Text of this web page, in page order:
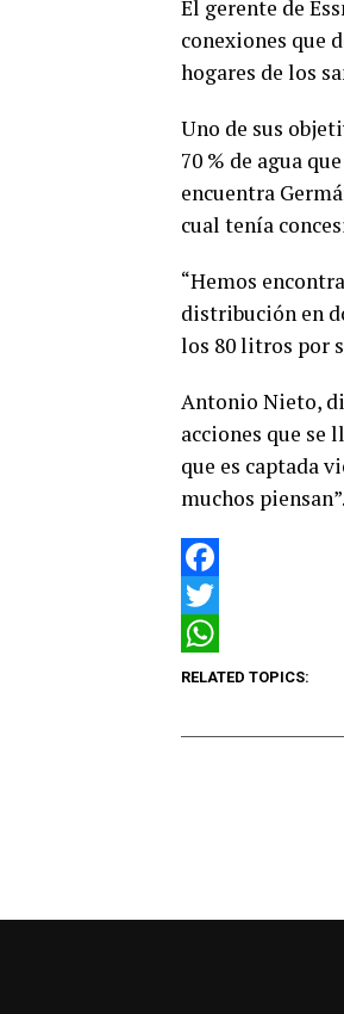
WhatsApp
El gerente de
conexiones que
hogares de los
Uno de sus
70 % de agua
encuentra
cual tenía
“Hemos
distribución en
los 80 litros por
Antonio Nieto,
acciones que se
que es captada
muchos piensan”.
Facebook
Twitter
WhatsApp
RELATED TOPICS: